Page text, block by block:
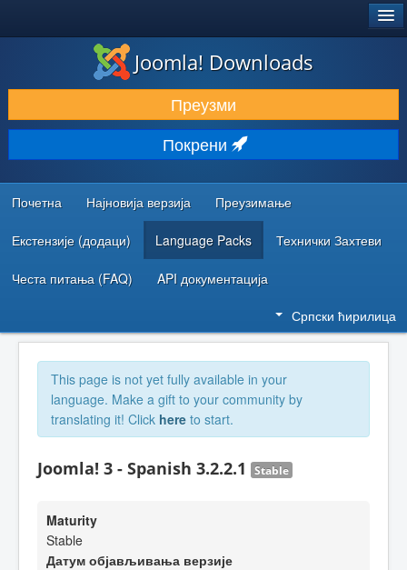
ПРЕУЗИМАЊЕ И ПРОШИРЕЊА (ЕКСТЕНЗИЈЕ)
ОТКРИЈТЕ И НАУЧИТЕ
ЗАЈЕДНИЦА И ПОДРШКА
РЕСУРСИ ЗА РАЗВОЈ
Joomla! Downloads
Преузми
Покрени
Почетна Најновија верзија Преузимање
Екстензије (додаци) Language Packs Технички Захтеви
Честа питања (FAQ) API документација
Српски ћирилица
This page is not yet fully available in your
language. Make a gift to your community by
translating it! Click here to start.
Joomla! 3 - Spanish 3.2.2.1 Stable
Maturity
Stable
Датум објављивања верзије